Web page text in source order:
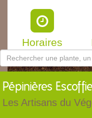
Horaires
Pépinières
Les Artisans du